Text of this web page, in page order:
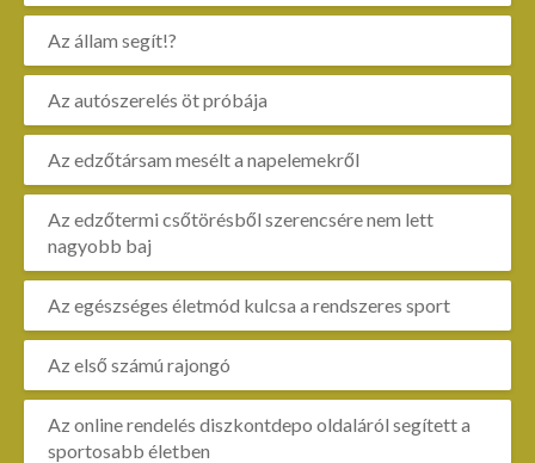
Az állam segít!?
Az autószerelés öt próbája
Az edzőtársam mesélt a napelemekről
Az edzőtermi csőtörésből szerencsére nem lett
nagyobb baj
Az egészséges életmód kulcsa a rendszeres sport
Az első számú rajongó
Az online rendelés diszkontdepo oldaláról segített a
sportosabb életben